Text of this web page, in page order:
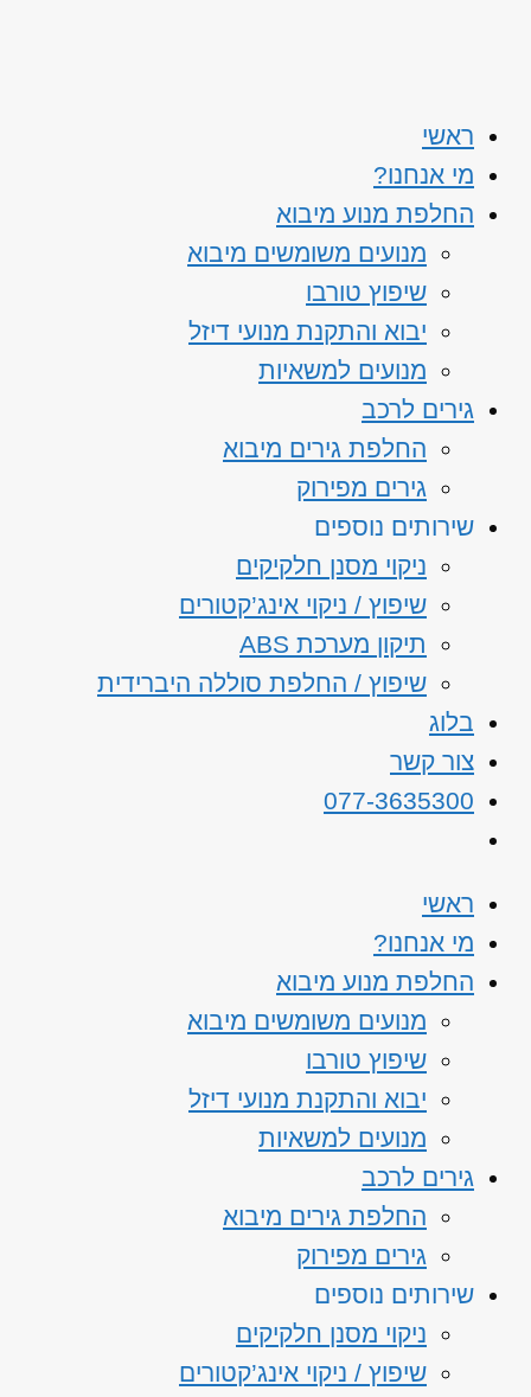
ראשי
מי אנחנו?
החלפת מנוע מיבוא
מנועים משומשים מיבוא
שיפוץ טורבו
יבוא והתקנת מנועי דיזל
מנועים למשאיות
גירים לרכב
החלפת גירים מיבוא
גירים מפירוק
שירותים נוספים
ניקוי מסנן חלקיקים
שיפוץ / ניקוי אינג’קטורים
תיקון מערכת ABS
שיפוץ / החלפת סוללה היברידית
בלוג
צור קשר
077-3635300
ראשי
מי אנחנו?
החלפת מנוע מיבוא
מנועים משומשים מיבוא
שיפוץ טורבו
יבוא והתקנת מנועי דיזל
מנועים למשאיות
גירים לרכב
החלפת גירים מיבוא
גירים מפירוק
שירותים נוספים
ניקוי מסנן חלקיקים
שיפוץ / ניקוי אינג’קטורים